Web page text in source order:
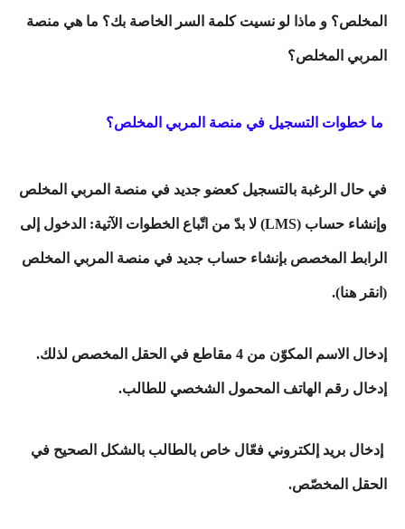
المخلص؟ و ماذا لو نسيت كلمة السر الخاصة بك؟ ما هي منصة
المربي المخلص؟
ما خطوات التسجيل في منصة المربي المخلص؟
في حال الرغبة بالتسجيل كعضو جديد في منصة المربي المخلص
وإنشاء حساب (LMS) لا بدّ من اتّباع الخطوات الآتية: الدخول إلى
الرابط المخصص بإنشاء حساب جديد في منصة المربي المخلص
(انقر هنا).
إدخال الاسم المكوّن من 4 مقاطع في الحقل المخصص لذلك.
إدخال رقم الهاتف المحمول الشخصي للطالب.
إدخال بريد إلكتروني فعّال خاص بالطالب بالشكل الصحيح في
الحقل المخصّص.